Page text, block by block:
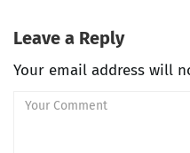
Leave a Reply
Your email address will